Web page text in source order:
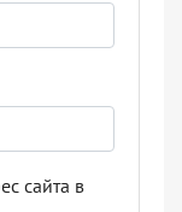
сайта в